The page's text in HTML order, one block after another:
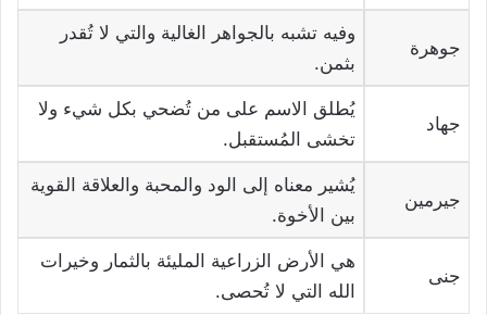
جوهرة
وفيه تشبه بالجواهر الغالية والتي لا تُقدر
بثمن.
جهاد
يُطلق الاسم على من تُضحي بكل شيء ولا
تخشى المُستقبل.
جيرمين
يُشير معناه إلى الود والمحبة والعلاقة القوية
بين الأخوة.
جنى
هي الأرض الزراعية المليئة بالثمار وخيرات
الله التي لا تُحصى.